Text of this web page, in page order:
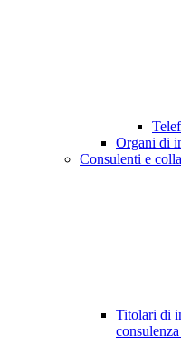
Organi di
Consulenti e
Titolari di
consulenza